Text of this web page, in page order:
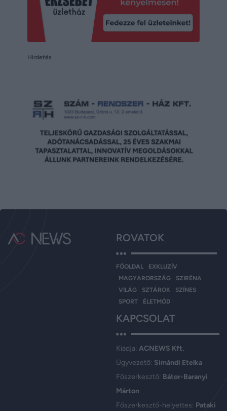
Hirdetés
ROVATOK
FŐOLDAL
EXKLUZÍV
MAGYARORSZÁG
SZIRÉNA
VILÁG
SZTÁROK
SZÍNES
SPORT
ÉLETMÓD
KAPCSOLAT
Kiadja: ACNEWS Kft.
Ügyvezető: Simándi Etelka
Főszerkesztő: Bátor-Baranyi
Márton
Főszerkesztő-helyettes: Pataki